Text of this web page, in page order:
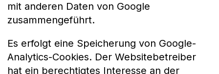
mit anderen Daten von Google
zusammengeführt.
Es erfolgt eine Speicherung von Google-
Analytics-Cookies. Der Websitebetreiber
hat ein berechtigtes Interesse an der